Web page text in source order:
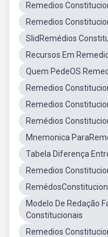
Remedios
Remedios
SlidRemédios
Recursos Em
Quem PedeOS
Remedios
Remedios
Remédios
Mnemonica
Tabela Diferença
Remedios
Modelo De Redação
Constitucionais
Remedios